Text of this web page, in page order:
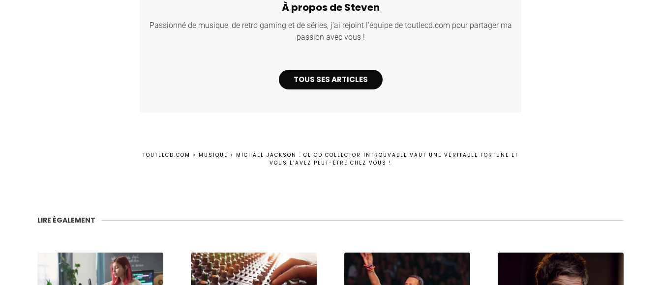
À propos de Steven
Passionné de musique, de retro gaming et de séries, j'ai rejoint l'équipe de toutlecd.com pour partager ma
passion avec vous !
TOUS SES ARTICLES
TOUTLECD.COM > MUSIQUE > MICHAEL JACKSON : CE CD COLLECTOR INTROUVABLE VAUT UNE VÉRITABLE FORTUNE ET
VOUS L’AVEZ PEUT-ÊTRE CHEZ VOUS !
LIRE ÉGALEMENT